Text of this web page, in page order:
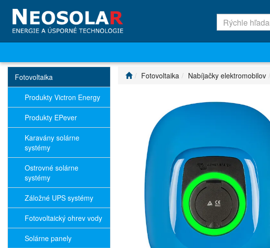
Fotovoltaika
Produkty Victron Energy
Produkty EPever
Karavány solárne
systémy
Ostrovné solárne
systémy
Záložné UPS systémy
Fotovoltaický ohrev vody
Solárne panely
Fotovoltaika Nabíjačky elektromobilov